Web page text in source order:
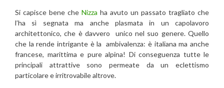
Si capisce bene che Nizza ha avuto un passato tragliato che
l’ha sì segnata ma anche plasmata in un capolavoro
architettonico, che è davvero unico nel suo genere. Quello
che la rende intrigante è la ambivalenza: è italiana ma anche
francese, marittima e pure alpina! Di conseguenza tutte le
principali attrattive sono permeate da un eclettismo
particolare e irritrovabile altrove.